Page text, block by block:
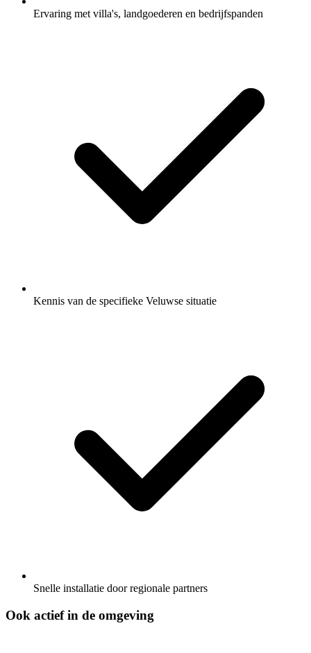
Ervaring met villa's, landgoederen en bedrijfspanden
Kennis van de specifieke Veluwse situatie
Snelle installatie door regionale partners
Ook actief in de omgeving